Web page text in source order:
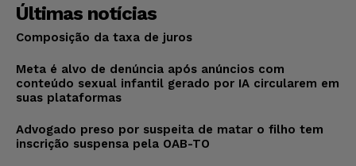
Últimas notícias
Composição da taxa de juros
Meta é alvo de denúncia após anúncios com
conteúdo sexual infantil gerado por IA circularem em
suas plataformas
Advogado preso por suspeita de matar o filho tem
inscrição suspensa pela OAB-TO